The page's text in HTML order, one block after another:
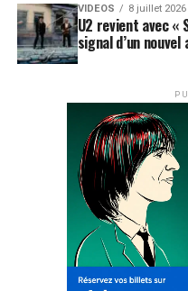
VIDEOS 8 juillet 2026
U2 revient avec «
signal d’un